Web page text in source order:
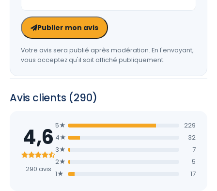
Publier mon avis
Votre avis sera publié après modération. En l'envoyant,
vous acceptez qu'il soit affiché publiquement.
Avis clients (290)
4,6
290 avis
5★
229
4★
32
3★
7
2★
5
1★
17